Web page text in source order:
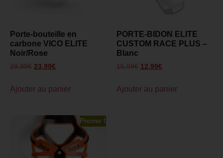
Porte-bouteille en
carbone VICO ELITE
Noir/Rose
29,99€ 23,99€
Ajouter au panier
PORTE-BIDON ELITE
CUSTOM RACE PLUS –
Blanc
15,99€ 12,99€
Ajouter au panier
Promo !